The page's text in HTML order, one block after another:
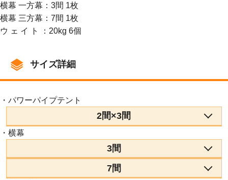
横幕 一方幕：3間 1枚
横幕 三方幕：7間 1枚
ウ ェ イ ト ：20kg 6個
サイズ詳細
・パワーパイプテント
2間×3間
・横幕
3間
7間